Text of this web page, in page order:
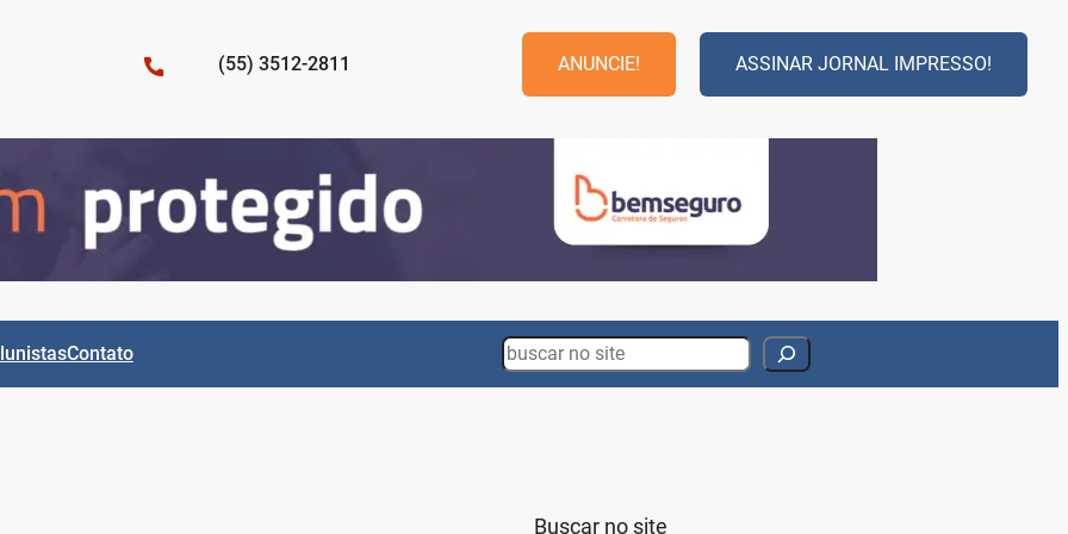
(55) 3512-2811 ANUNCIE! ASSINAR JORNAL IMPRESSO!
Contato Search
Buscar no site